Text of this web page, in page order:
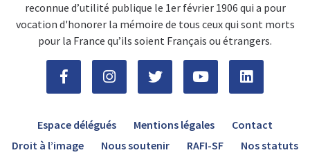
reconnue d’utilité publique le 1er février 1906 qui a pour
vocation d'honorer la mémoire de tous ceux qui sont morts
pour la France qu’ils soient Français ou étrangers.
Espace délégués Mentions légales
Contact
Droit à l’image
Nous soutenir RAFI-SF Nos statuts